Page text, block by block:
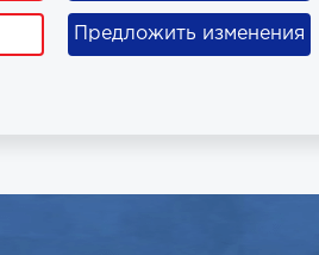
Предложить изменения